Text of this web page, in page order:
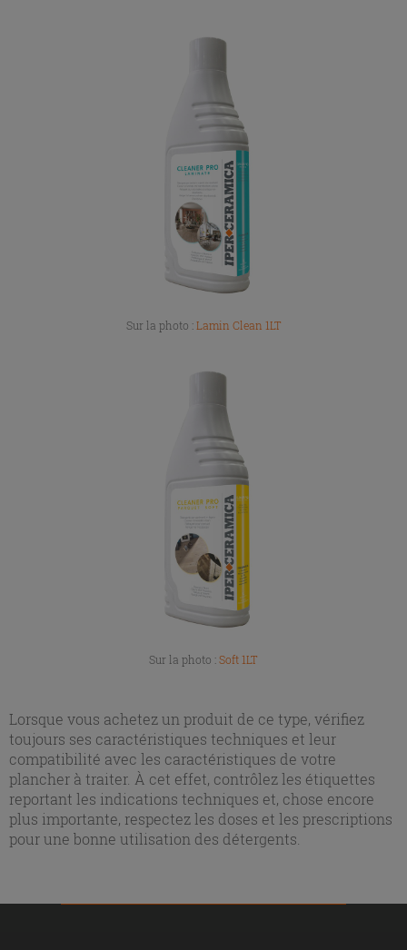
Sur la photo :Lamin Clean 1LT
Sur la photo :Soft 1LT
Lorsque vous achetez un produit de ce type, vérifiez
toujours ses caractéristiques techniques et leur
compatibilité avec les caractéristiques de votre
plancher à traiter. À cet effet, contrôlez les étiquettes
reportant les indications techniques et, chose encore
plus importante, respectez les doses et les prescriptions
pour une bonne utilisation des détergents.